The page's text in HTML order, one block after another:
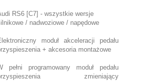
RS6 [C7] - wszystkie wersje
/ nadwoziowe / napędowe
moduł akceleracji pedału
+ akcesoria montażowe
pełni programowany moduł pedału
zmieniający